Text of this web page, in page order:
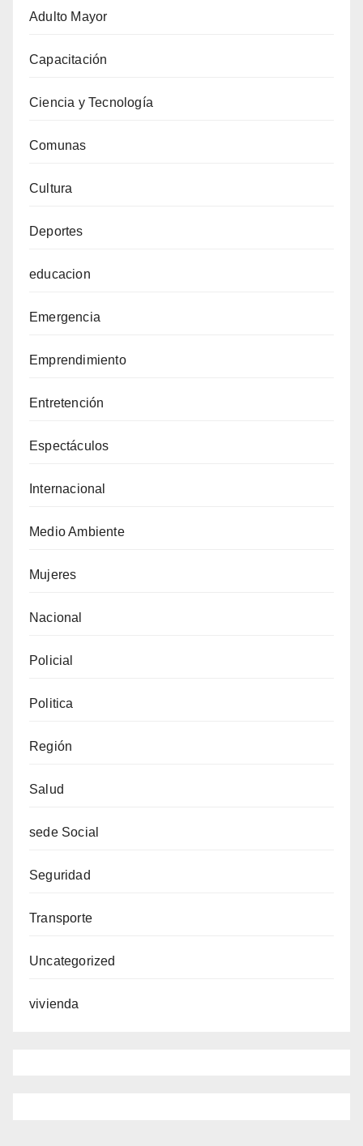
Adulto Mayor
Capacitación
Ciencia y Tecnología
Comunas
Cultura
Deportes
educacion
Emergencia
Emprendimiento
Entretención
Espectáculos
Internacional
Medio Ambiente
Mujeres
Nacional
Policial
Politica
Región
Salud
sede Social
Seguridad
Transporte
Uncategorized
vivienda